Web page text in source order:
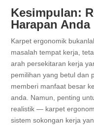
Kesimpulan:
Harapan Anda
Karpet ergonomik
masalah tempat kerja,
arah persekitaran kerja
pemilihan yang betul dan
memberi manfaat besar
anda. Namun, penting
realistik — karpet
sistem sokongan kerja